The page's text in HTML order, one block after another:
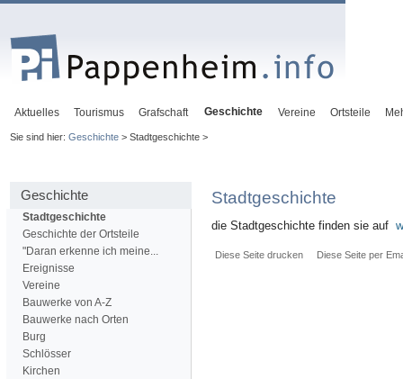
Aktuelles Tourismus Grafschaft Geschichte Vereine Ortsteile
Sie sind hier: Geschichte> Stadtgeschichte >
Geschichte
Stadtgeschichte
Geschichte der Ortsteile
"Daran erkenne ich meine...
Ereignisse
Vereine
Bauwerke von A-Z
Bauwerke nach Orten
Burg
Schlösser
Kirchen
Stadtgeschichte
die Stadtgeschichte finden sie auf
Diese Seite drucken Diese Seite per